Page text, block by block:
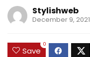
Stylishweb
December 9, 2021
Save
0